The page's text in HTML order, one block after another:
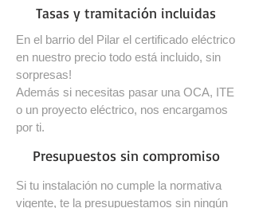
Tasas y tramitación incluidas
En el barrio del Pilar el certificado eléctrico
en nuestro precio todo está incluido, sin
sorpresas!
Además si necesitas pasar una OCA, ITE
o un proyecto eléctrico, nos encargamos
por ti.
Presupuestos sin compromiso
Si tu instalación no cumple la normativa
vigente, te la presupuestamos sin ningún